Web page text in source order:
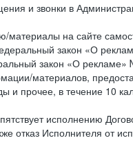
и звонки в
на сайте
закон «О
закон «О
материалов,
и прочее, в течение 10
исполнению
отказ Исполнителя от